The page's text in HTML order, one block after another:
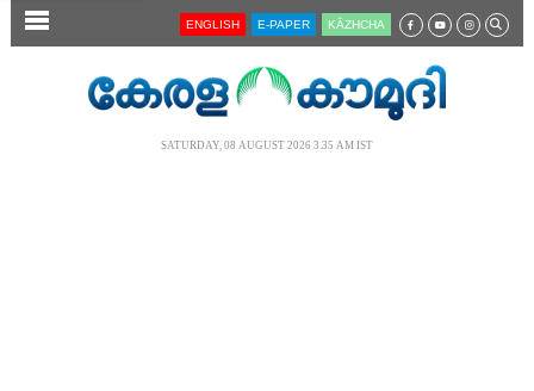
SECTIONS ENGLISH E-PAPER KĀZHCHA
SATURDAY, 08 AUGUST 2026 3.35 AM IST